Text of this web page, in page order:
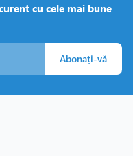
cu cele mai bune
Abonați-vă